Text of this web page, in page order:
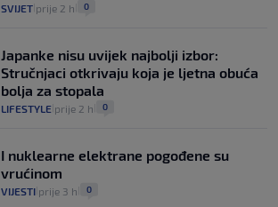
SVIJET prije 2 h 0
Japanke nisu uvijek najbolji izbor:
Stručnjaci otkrivaju koja je ljetna obuća
bolja za stopala
LIFESTYLE prije 2 h 0
I nuklearne elektrane pogođene su
vrućinom
VIJESTI prije 3 h 0